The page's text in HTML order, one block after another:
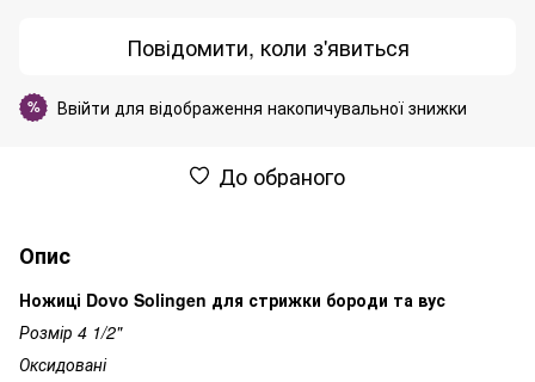
Повідомити, коли з'явиться
% Ввійти для відображення накопичувальної знижки
До обраного
Опис
Ножиці Dovo Solingen для стрижки бороди та вус
Розмір 4 1/2"
Оксидовані